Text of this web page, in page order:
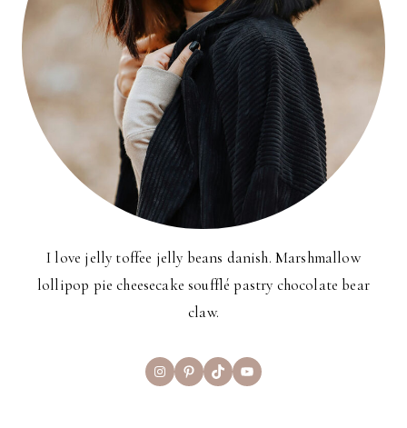
I love jelly toffee jelly beans danish. Marshmallow
lollipop pie cheesecake soufflé pastry chocolate bear
claw.
InstagramPinterest
TikTokYouTube